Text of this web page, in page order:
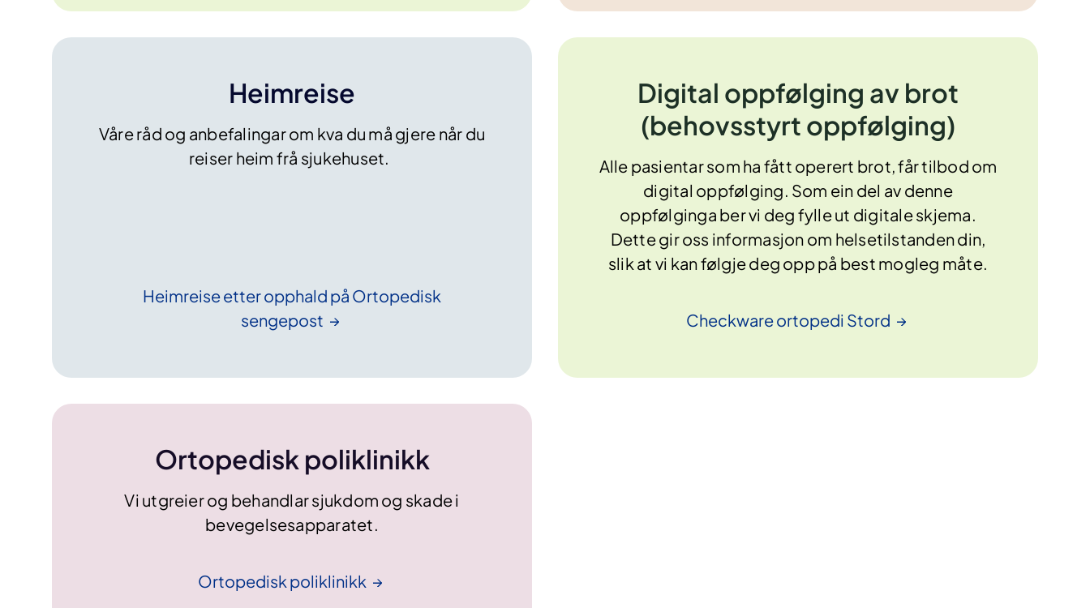
Heimreise
Våre råd og anbefalingar om kva du må gjere når du
reiser heim frå sjukehuset.
Heimreise etter opphald på Ortopedisk
sengepost
Digital oppfølging av brot
(behovsstyrt oppfølging)
Alle pasientar som ha fått operert brot, får tilbod om
digital oppfølging. Som ein del av denne
oppfølginga ber vi deg fylle ut digitale skjema.
Dette gir oss informasjon om helsetilstanden din,
slik at vi kan følgje deg opp på best mogleg måte.
Checkware ortopedi Stord
Ortopedisk poliklinikk
Vi utgreier og behandlar sjukdom og skade i
bevegelsesapparatet.
Ortopedisk poliklinikk